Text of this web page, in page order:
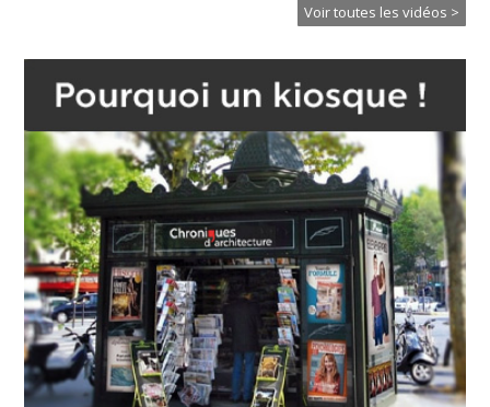
Voir toutes les vidéos >